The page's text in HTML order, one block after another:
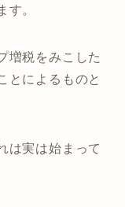
す。
増税をみこした
とによるものと
は実は始まって